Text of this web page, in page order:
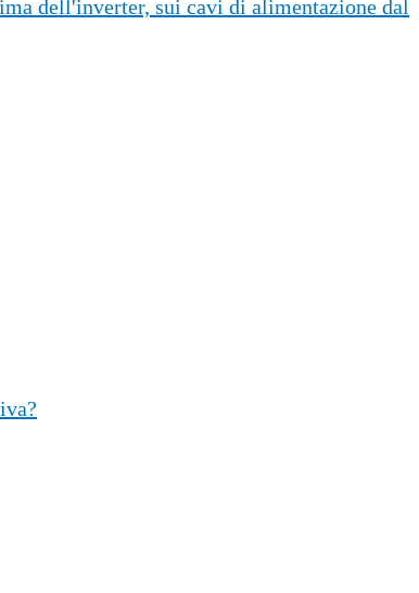
dell'inverter, sui cavi di alimentazione dal